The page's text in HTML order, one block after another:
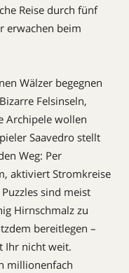
Reise durch fünf
erwachen beim
Wälzer begegnen
Felsinseln,
Archipele wollen
Saavedro stellt
Weg: Per
aktiviert Stromkreise
sind meist
Hirnschmalz zu
bereitlegen –
Ihr nicht weit.
millionenfach